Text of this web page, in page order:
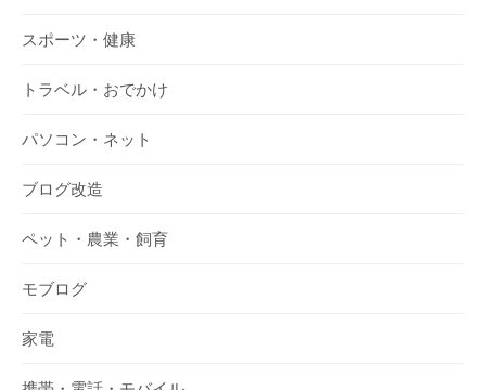
スポーツ・健康
トラベル・おでかけ
パソコン・ネット
ブログ改造
ペット・農業・飼育
モブログ
家電